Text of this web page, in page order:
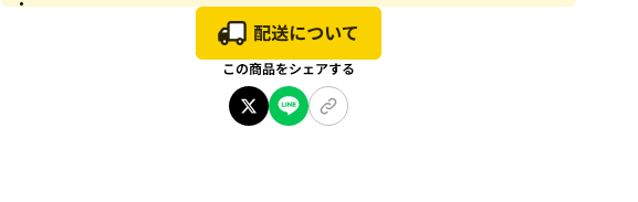
この商品をシェアする